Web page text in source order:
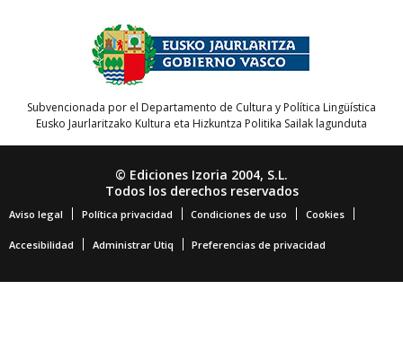
Subvencionada por el Departamento de Cultura y Política Lingüística
Eusko Jaurlaritzako Kultura eta Hizkuntza Politika Sailak lagunduta
© Ediciones Izoria 2004, S.L.
Todos los derechos reservados
Aviso legal Política privacidad Condiciones de uso Cookies
Accesibilidad Administrar Utiq Preferencias de privacidad